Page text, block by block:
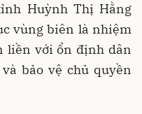
Huỳnh Thị Hằng
vùng biên là nhiệm
liền với ổn định dân
bảo vệ chủ quyền